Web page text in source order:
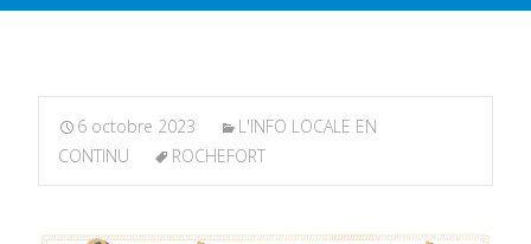
6 octobre 2023
L'INFO LOCALE EN
CONTINU
ROCHEFORT